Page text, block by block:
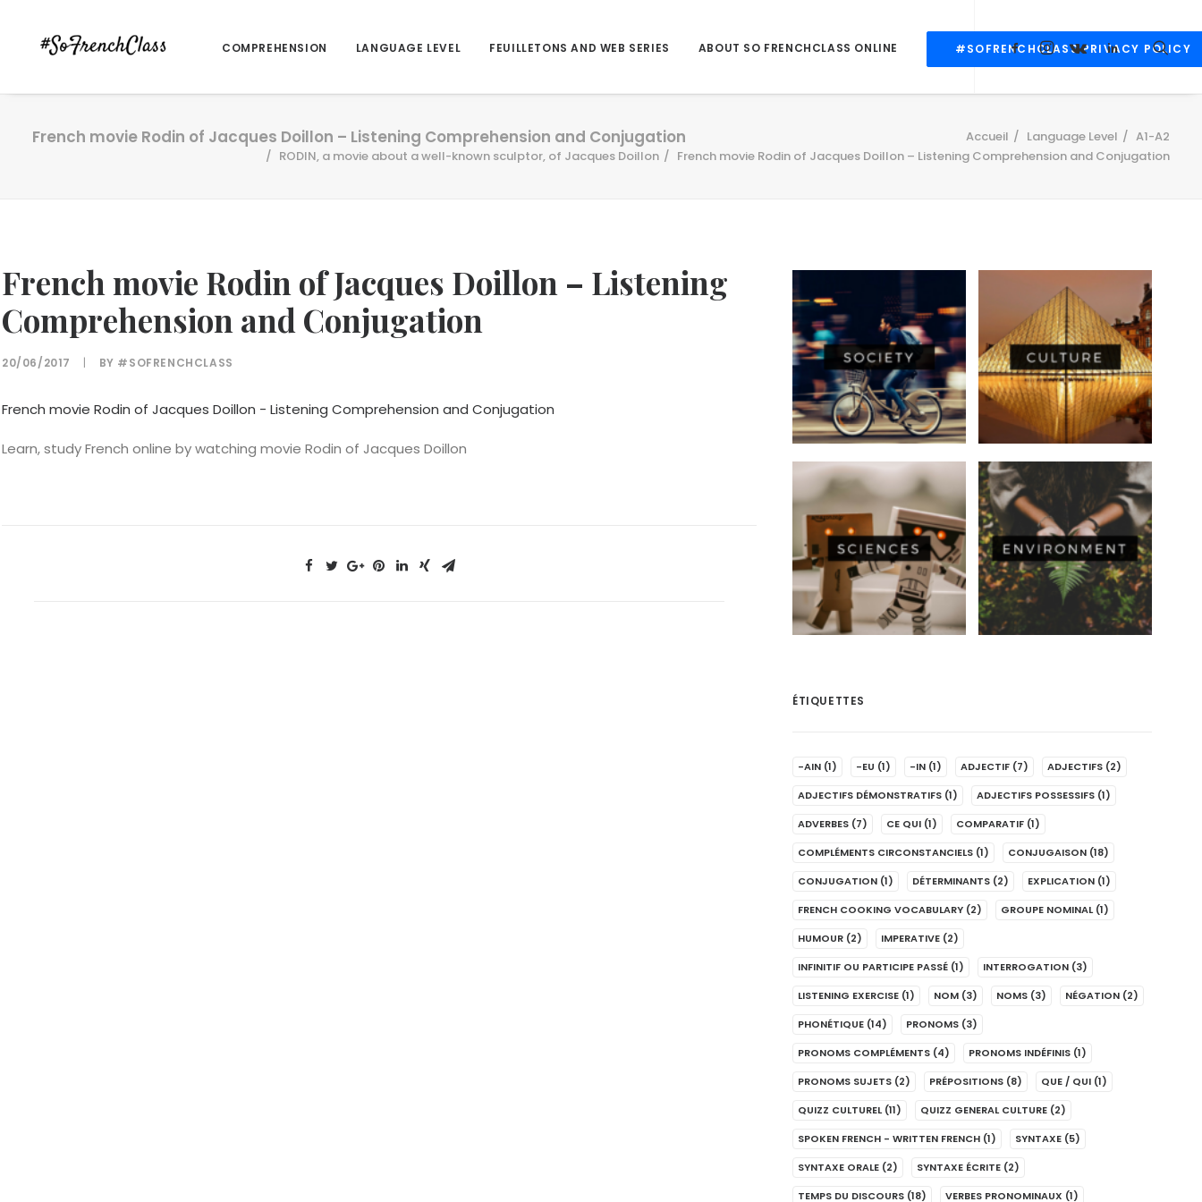
COMPREHENSION LANGUAGE LEVEL FEUILLETONS AND WEB SERIES ABOUT SO FRENCHCLASS ONLINE #SOFRENCHCLASS PRIVACY POLICY
French movie Rodin of Jacques Doillon – Listening Comprehension and Conjugation Accueil Language Level
A1-A2
RODIN, a movie about a well-known sculptor, of Jacques Doillon
French movie Rodin of Jacques Doillon – Listening Comprehension and Conjugation
French movie Rodin of Jacques Doillon – Listening
Comprehension and Conjugation
20/06/2017 | BY #SOFRENCHCLASS
French movie Rodin of Jacques Doillon - Listening Comprehension and Conjugation
Learn, study French online by watching movie Rodin of Jacques Doillon
ÉTIQUETTES
-AIN (1) -EU (1) -IN (1) ADJECTIF (7) ADJECTIFS (2)
ADJECTIFS DÉMONSTRATIFS (1) ADJECTIFS POSSESSIFS (1)
ADVERBES (7) CE QUI (1) COMPARATIF (1)
COMPLÉMENTS CIRCONSTANCIELS (1) CONJUGAISON (18)
CONJUGATION (1) DÉTERMINANTS (2) EXPLICATION (1)
FRENCH COOKING VOCABULARY (2) GROUPE NOMINAL (1)
HUMOUR (2) IMPERATIVE (2)
INFINITIF OU PARTICIPE PASSÉ (1) INTERROGATION (3)
LISTENING EXERCISE (1) NOM (3) NOMS (3) NÉGATION (2)
PHONÉTIQUE (14) PRONOMS (3)
PRONOMS COMPLÉMENTS (4) PRONOMS INDÉFINIS (1)
PRONOMS SUJETS (2) PRÉPOSITIONS (8) QUE / QUI (1)
QUIZZ CULTUREL (11) QUIZZ GENERAL CULTURE (2)
SPOKEN FRENCH - WRITTEN FRENCH (1) SYNTAXE (5)
SYNTAXE ORALE (2) SYNTAXE ÉCRITE (2)
TEMPS DU DISCOURS (18) VERBES PRONOMINAUX (1)